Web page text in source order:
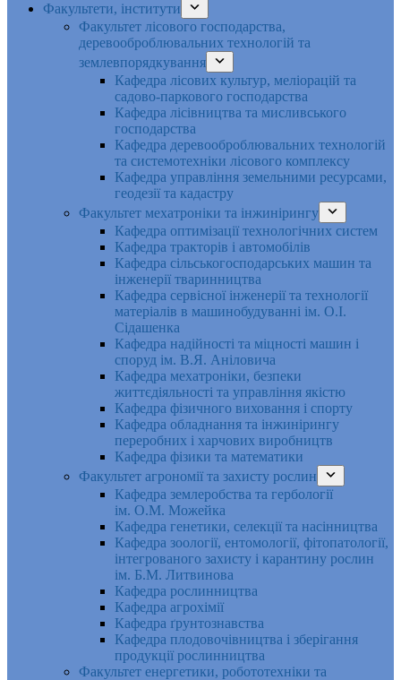
Факультети, інститути
Факультет лісового господарства,
деревооброблювальних технологій та
землевпорядкування
Кафедра лісових культур, меліорацій та
садово-паркового господарства
Кафедра лісівництва та мисливського
господарства
Кафедра деревооброблювальних технологій
та системотехніки лісового комплексу
Кафедра управління земельними ресурсами,
геодезії та кадастру
Факультет мехатроніки та інжинірингу
Кафедра оптимізації технологічних систем
Кафедра тракторів і автомобілів
Кафедра сільськогосподарських машин та
інженерії тваринництва
Кафедра cервісної інженерії та технології
матеріалів в машинобудуванні ім. О.І.
Сідашенка
Кафедра надійності та міцності машин і
споруд ім. В.Я. Аніловича
Кафедра мехатроніки, безпеки
життєдіяльності та управління якістю
Кафедра фізичного виховання і спорту
Кафедра обладнання та інжинірингу
переробних і харчових виробництв
Кафедра фізики та математики
Факультет агрономії та захисту рослин
Кафедра землеробства та гербології
ім. О.М. Можейка
Кафедра генетики, селекції та насінництва
Кафедра зоології, ентомології, фітопатології,
інтегрованого захисту і карантину рослин
ім. Б.М. Литвинова
Кафедра рослинництва
Кафедра агрохімії
Кафедра ґрунтознавства
Кафедра плодовочівництва і зберігання
продукції рослинництва
Факультет енергетики, робототехніки та